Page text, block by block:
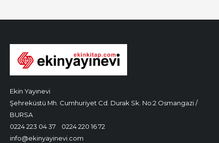
Ekin Yayınevi
Şehreküstü Mh. Cumhuriyet Cd. Durak Sk. No:2 Osmangazi /
BURSA
0224 223 04 37
0224 220 16 72
info@ekinyayinevi.com